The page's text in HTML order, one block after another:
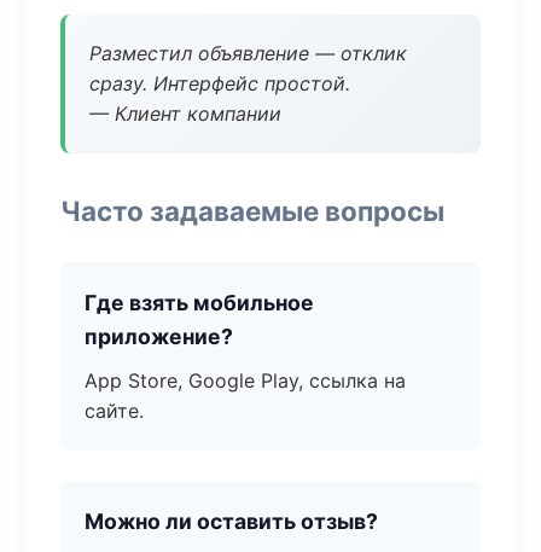
Разместил объявление — отклик
сразу. Интерфейс простой.
— Клиент компании
Часто задаваемые вопросы
Где взять мобильное
приложение?
App Store, Google Play, ссылка на
сайте.
Можно ли оставить отзыв?